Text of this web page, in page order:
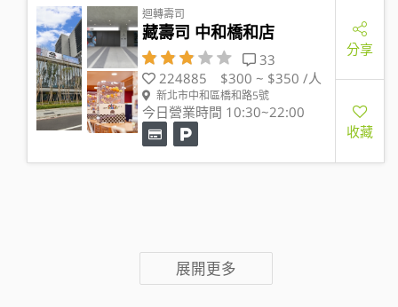
迴轉壽司
藏壽司 中和橋和店
33
224885
$300 ~ $350 /人
新北市中和區橋和路5號
今日營業時間 10:30~22:00
分享
收藏
展開更多